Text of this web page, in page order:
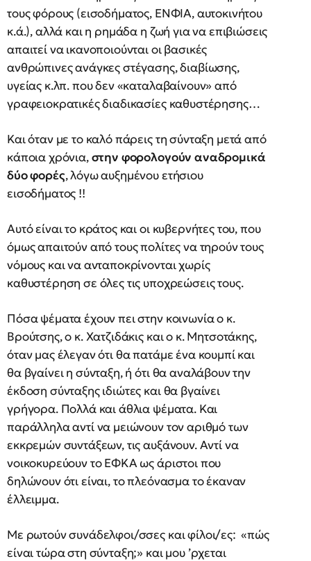
τους φόρους (εισοδήματος, ΕΝΦΙΑ, αυτοκινήτου
κ.ά.), αλλά και η ρημάδα η ζωή για να επιβιώσεις
απαιτεί να ικανοποιούνται οι βασικές
ανθρώπινες ανάγκες στέγασης, διαβίωσης,
υγείας κ.λπ. που δεν «καταλαβαίνουν» από
γραφειοκρατικές διαδικασίες καθυστέρησης…
Και όταν με το καλό πάρεις τη σύνταξη μετά από
κάποια χρόνια,στην φορολογούν αναδρομικά
δύο φορές, λόγω αυξημένου ετήσιου
εισοδήματος !!
Αυτό είναι το κράτος και οι κυβερνήτες του, που
όμως απαιτούν από τους πολίτες να τηρούν τους
νόμους και να ανταποκρίνονται χωρίς
καθυστέρηση σε όλες τις υποχρεώσεις τους.
Πόσα ψέματα έχουν πει στην κοινωνία ο κ.
Βρούτσης, ο κ. Χατζιδάκις και ο κ. Μητσοτάκης,
όταν μας έλεγαν ότι θα πατάμε ένα κουμπί και
θα βγαίνει η σύνταξη, ή ότι θα αναλάβουν την
έκδοση σύνταξης ιδιώτες και θα βγαίνει
γρήγορα. Πολλά και άθλια ψέματα. Και
παράλληλα αντί να μειώνουν τον αριθμό των
εκκρεμών συντάξεων, τις αυξάνουν. Αντί να
νοικοκυρεύουν το ΕΦΚΑ ως άριστοι που
δηλώνουν ότι είναι, το πλεόνασμα το έκαναν
έλλειμμα.
Με ρωτούν συνάδελφοι/σσες και φίλοι/ες: «πώς
είναι τώρα στη σύνταξη;» και μου ’ρχεται